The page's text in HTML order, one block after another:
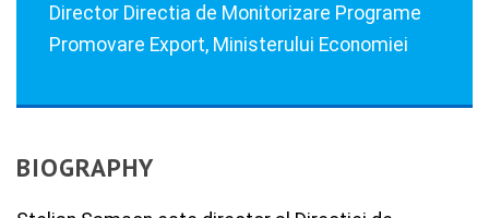
Director Directia de Monitorizare Programe
Promovare Export, Ministerului Economiei
BIOGRAPHY